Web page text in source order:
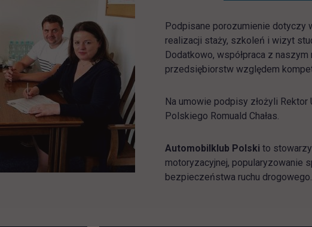
Podpisane porozumienie dotyczy
realizacji staży, szkoleń i wizyt
Dodatkowo, współpraca z
przedsiębiorstw względem
Na umowie podpisy złożyli
Polskiego Romuald Chałas.
Automobilklub Polski to
motoryzacyjnej, popularyzowanie
bezpieczeństwa ruchu drogowego.